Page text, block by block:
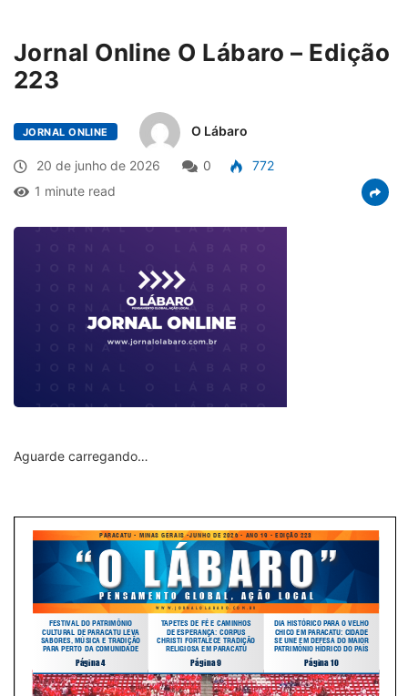
Jornal Online O Lábaro – Edição
223
JORNAL ONLINE O Lábaro
20 de junho de 2026 0
772
1 minute read
Aguarde carregando…